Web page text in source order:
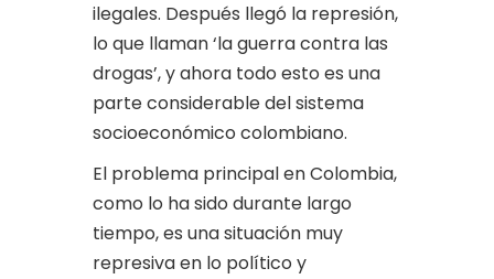
ilegales. Después llegó la represión,
lo que llaman ‘la guerra contra las
drogas’, y ahora todo esto es una
parte considerable del sistema
socioeconómico colombiano.
El problema principal en Colombia,
como lo ha sido durante largo
tiempo, es una situación muy
represiva en lo político y